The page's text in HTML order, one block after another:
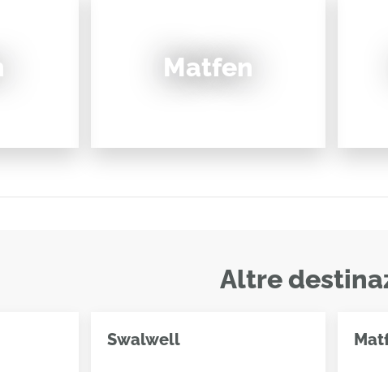
Matfen
Altre
Swalwell